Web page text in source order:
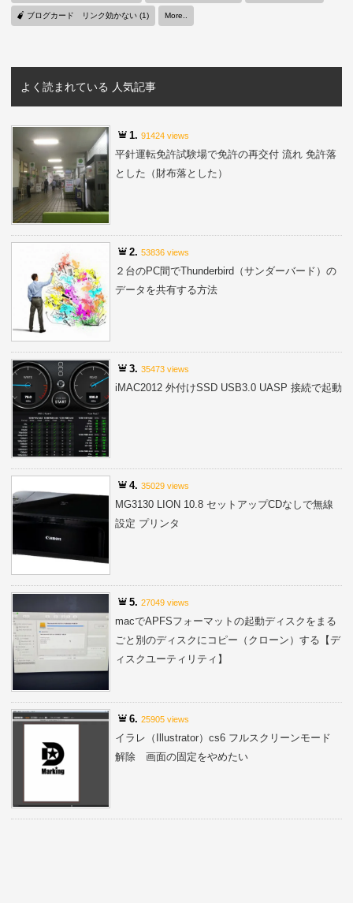
ブログカード リンク効かない (1) More..
よく読まれている 人気記事
1.91424 views
平針運転免許試験場で免許の再交付 流れ 免許落
とした（財布落とした）
2.53836 views
２台のPC間でThunderbird（サンダーバード）の
データを共有する方法
3.35473 views
iMAC2012 外付けSSD USB3.0 UASP 接続で起動
4.35029 views
MG3130 LION 10.8 セットアップCDなしで無線
設定 プリンタ
5.27049 views
macでAPFSフォーマットの起動ディスクをまる
ごと別のディスクにコピー（クローン）する【デ
ィスクユーティリティ】
6.25905 views
イラレ（Illustrator）cs6 フルスクリーンモード
解除 画面の固定をやめたい